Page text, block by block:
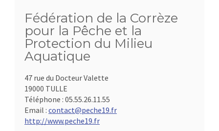
Fédération de la Corrèze
pour la Pêche et la
Protection du Milieu
Aquatique
47 rue du Docteur Valette
19000 TULLE
Téléphone : 05.55.26.11.55
Email : contact@peche19.fr
http://www.peche19.fr